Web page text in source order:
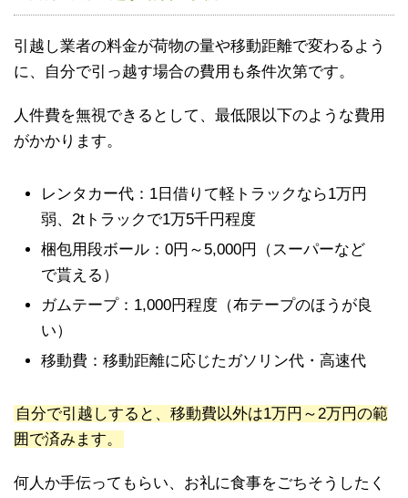
引越し業者の料金が荷物の量や移動距離で変わるよう
に、自分で引っ越す場合の費用も条件次第です。
人件費を無視できるとして、最低限以下のような費用
がかかります。
レンタカー代：1日借りて軽トラックなら1万円
弱、2tトラックで1万5千円程度
梱包用段ボール：0円～5,000円（スーパーなど
で貰える）
ガムテープ：1,000円程度（布テープのほうが良
い）
移動費：移動距離に応じたガソリン代・高速代
自分で引越しすると、移動費以外は1万円～2万円の範
囲で済みます。
何人か手伝ってもらい、お礼に食事をごちそうしたく